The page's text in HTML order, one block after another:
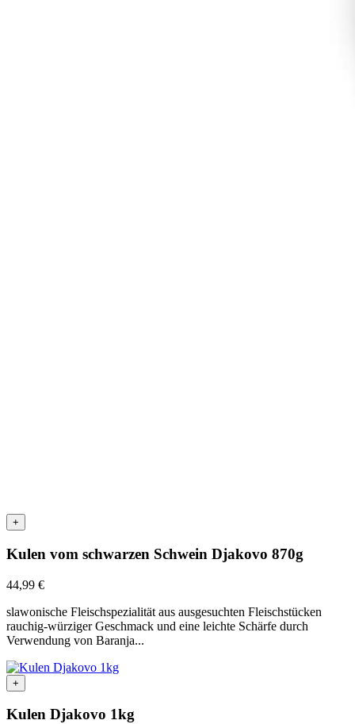
+
Kulen vom schwarzen Schwein Djakovo 870g
44,99 €
slawonische Fleischspezialität aus ausgesuchten Fleischstücken
rauchig-würziger Geschmack und eine leichte Schärfe durch
Verwendung von Baranja...
+
Kulen Djakovo 1kg